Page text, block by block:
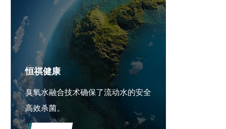
恒祺健康
臭氧水融合技术确保了流动水的安全
高效杀菌。